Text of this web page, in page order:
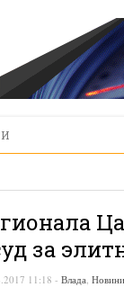
за
11:18 - Влада, Новини